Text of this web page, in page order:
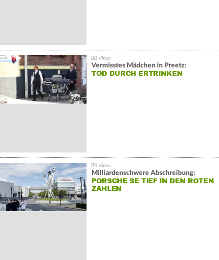
Vermisstes Mädchen in Preetz:
TOD DURCH ERTRINKEN
Milliardenschwere Abschreibung:
PORSCHE SE TIEF IN DEN ROTEN
ZAHLEN